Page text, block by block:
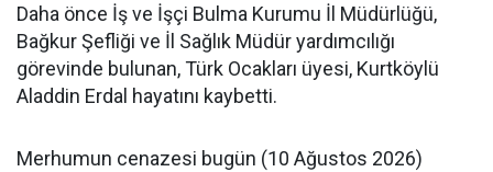
Daha önce İş ve İşçi Bulma Kurumu İl Müdürlüğü,
Bağkur Şefliği ve İl Sağlık Müdür yardımcılığı
görevinde bulunan, Türk Ocakları üyesi, Kurtköylü
Aladdin Erdal hayatını kaybetti.
Merhumun cenazesi bugün (10 Ağustos 2026)